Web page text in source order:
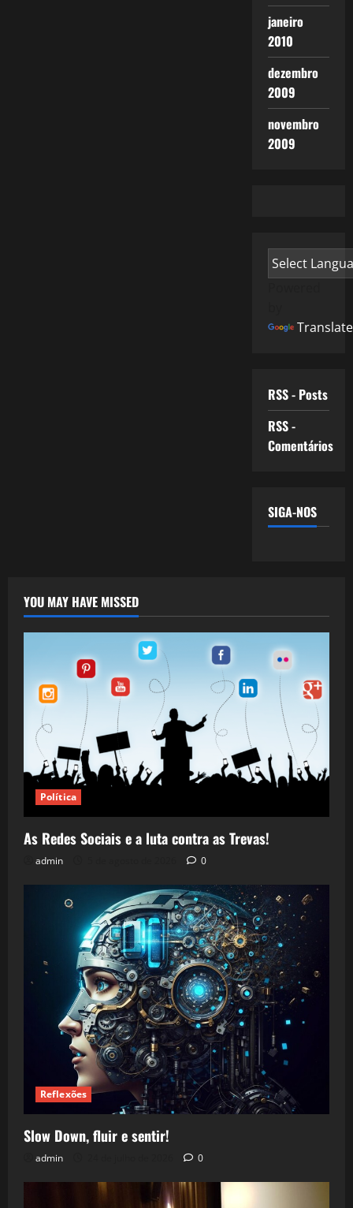
janeiro
2010
dezembro
2009
novembro
2009
Translate
RSS - Posts
RSS -
Comentários
SIGA-NOS
YOU MAY HAVE MISSED
Política
As Redes Sociais e a luta contra as Trevas!
admin 0
Reflexões
Slow Down, fluir e sentir!
admin 0